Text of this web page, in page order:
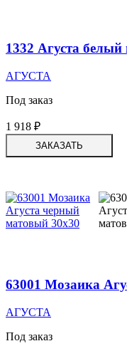
1332 Агуста белый
АГУСТА
Под заказ
1 918 ₽
ЗАКАЗАТЬ
63001 Мозаика
АГУСТА
Под заказ